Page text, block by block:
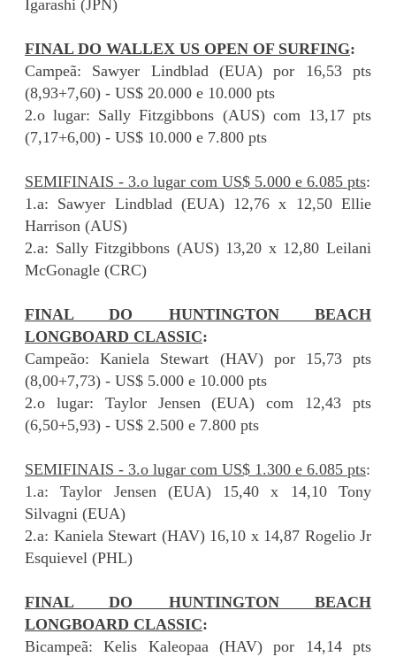
Igarashi (JPN)
FINAL DO WALLEX US OPEN OF SURFING:
Campeã: Sawyer Lindblad (EUA) por 16,53 pts
(8,93+7,60) - US$ 20.000 e 10.000 pts
2.o lugar: Sally Fitzgibbons (AUS) com 13,17 pts
(7,17+6,00) - US$ 10.000 e 7.800 pts
SEMIFINAIS - 3.o lugar com US$ 5.000 e 6.085 pts:
1.a: Sawyer Lindblad (EUA) 12,76 x 12,50 Ellie
Harrison (AUS)
2.a: Sally Fitzgibbons (AUS) 13,20 x 12,80 Leilani
McGonagle (CRC)
FINAL DO HUNTINGTON BEACH
LONGBOARD CLASSIC:
Campeão: Kaniela Stewart (HAV) por 15,73 pts
(8,00+7,73) - US$ 5.000 e 10.000 pts
2.o lugar: Taylor Jensen (EUA) com 12,43 pts
(6,50+5,93) - US$ 2.500 e 7.800 pts
SEMIFINAIS - 3.o lugar com US$ 1.300 e 6.085 pts:
1.a: Taylor Jensen (EUA) 15,40 x 14,10 Tony
Silvagni (EUA)
2.a: Kaniela Stewart (HAV) 16,10 x 14,87 Rogelio Jr
Esquievel (PHL)
FINAL DO HUNTINGTON BEACH
LONGBOARD CLASSIC:
Bicampeã: Kelis Kaleopaa (HAV) por 14,14 pts